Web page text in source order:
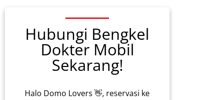
Hubungi Bengkel
Dokter Mobil
Sekarang!
Halo Domo Lovers 👋, reservasi ke